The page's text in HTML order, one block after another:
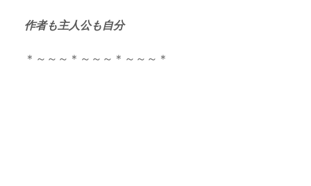
作者も主人公も自分
＊～～～＊～～～＊～～～＊